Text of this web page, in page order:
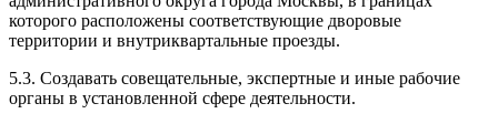
которого расположены соответствующие дворовые
территории и внутриквартальные проезды.
5.3. Создавать совещательные, экспертные и иные рабочие
органы в установленной сфере деятельности.